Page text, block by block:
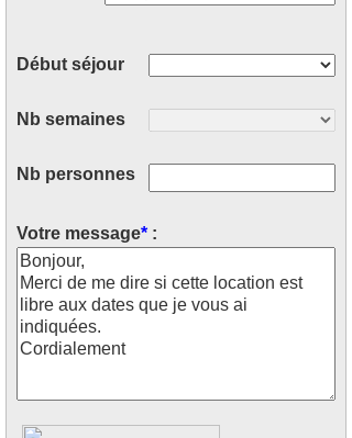
Début séjour
Nb semaines
Nb personnes
Votre message* :